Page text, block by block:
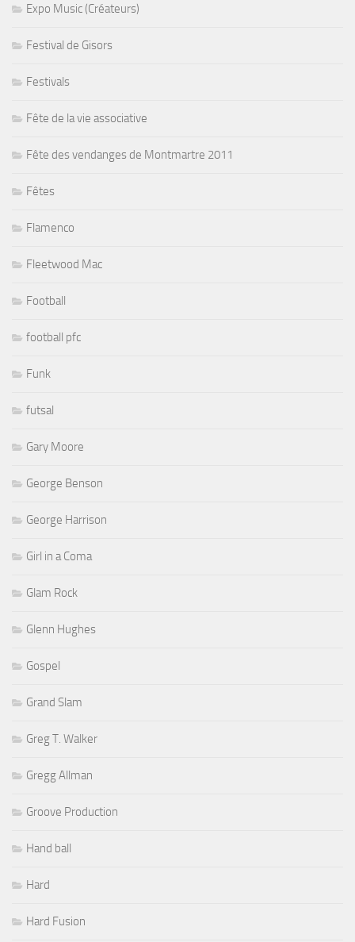
Expo Music (Créateurs)
Festival de Gisors
Festivals
Fête de la vie associative
Fête des vendanges de Montmartre 2011
Fêtes
Flamenco
Fleetwood Mac
Football
football pfc
Funk
futsal
Gary Moore
George Benson
George Harrison
Girl in a Coma
Glam Rock
Glenn Hughes
Gospel
Grand Slam
Greg T. Walker
Gregg Allman
Groove Production
Hand ball
Hard
Hard Fusion